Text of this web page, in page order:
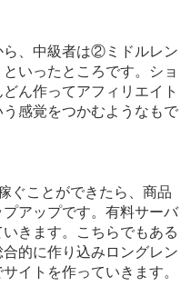
、中級者は②ミドルレン
いったところです。ショ
ん作ってアフィリエイト
感覚をつかむようなもで
ぐことができたら、商品
アップです。有料サーバ
きます。こちらでもある
的に作り込みロングレン
イトを作っていきます。